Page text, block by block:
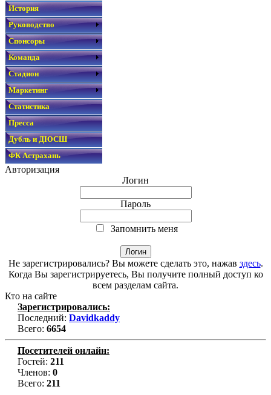
История
Руководство
Спонсоры
Команда
Стадион
Маркетинг
Статистика
Пресса
Дубль и ДЮСШ
ФК Астрахань
Авторизация
Логин
Пароль
Запомнить меня
Не зарегистрировались? Вы можете сделать это, нажав здесь.
Когда Вы зарегистрируетесь, Вы получите полный доступ ко
всем разделам сайта.
Кто на сайте
Зарегистрировались:
Последний: Davidkaddy
Всего: 6654
Посетителей онлайн:
Гостей: 211
Членов: 0
Всего: 211